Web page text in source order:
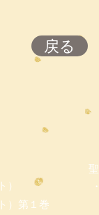
戻る
）第１巻